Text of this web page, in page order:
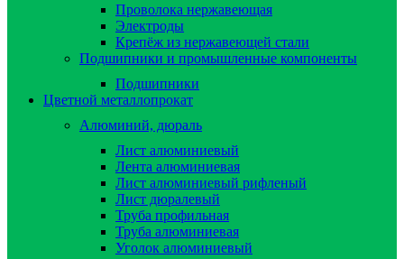
Проволока нержавеющая
Электроды
Крепёж из нержавеющей стали
Подшипники и промышленные компоненты
Подшипники
Цветной металлопрокат
Алюминий, дюраль
Лист алюминиевый
Лента алюминиевая
Лист алюминиевый рифленый
Лист дюралевый
Труба профильная
Труба алюминиевая
Уголок алюминиевый